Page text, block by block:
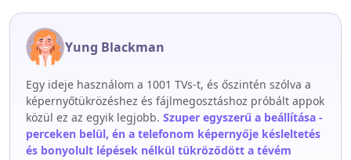
Yung Blackman
Egy ideje használom a 1001 TVs-t, és őszintén szólva a
képernyőtükrözéshez és fájlmegosztáshoz próbált appok
közül ez az egyik legjobb. Szuper egyszerű a beállítása -
perceken belül, én a telefonom képernyője késleltetés
és bonyolult lépések nélkül tükröződött a tévém